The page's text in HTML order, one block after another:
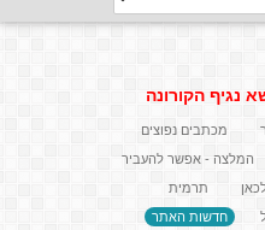
נגיף הקורונה
מכתבים נפוצים
המלצה - אפשר להעביר
תרמית
חדשות האתר